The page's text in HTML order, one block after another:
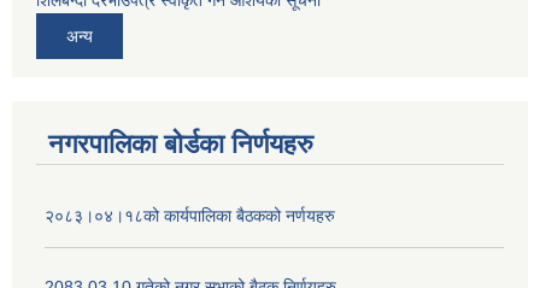
अन्य
नगरपालिका बोर्डका निर्णयहरु
२०८३।०४।१८को कार्यपालिका बैठकको नर्णयहरु